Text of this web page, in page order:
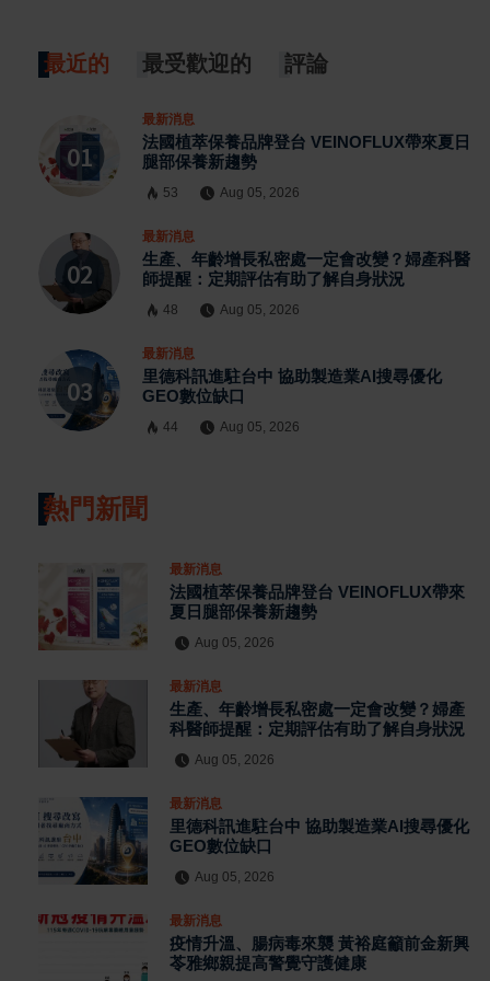
最近的 最受歡迎的 評論
最新消息
法國植萃保養品牌登台 VEINOFLUX帶來夏日
腿部保養新趨勢
53 Aug 05, 2026
最新消息
生產、年齡增長私密處一定會改變？婦產科醫
師提醒：定期評估有助了解自身狀況
48 Aug 05, 2026
最新消息
里德科訊進駐台中 協助製造業AI搜尋優化
GEO數位缺口
44 Aug 05, 2026
熱門新聞
最新消息
法國植萃保養品牌登台 VEINOFLUX帶來
夏日腿部保養新趨勢
Aug 05, 2026
最新消息
生產、年齡增長私密處一定會改變？婦產
科醫師提醒：定期評估有助了解自身狀況
Aug 05, 2026
最新消息
里德科訊進駐台中 協助製造業AI搜尋優化
GEO數位缺口
Aug 05, 2026
最新消息
疫情升溫、腸病毒來襲 黃裕庭籲前金新興
苓雅鄉親提高警覺守護健康